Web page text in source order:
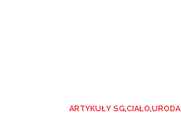
ARTYKUŁY SG,CIAŁO,URODA